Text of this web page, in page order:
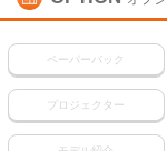
ライトアップ可能
映える屋上ロケー
7,700円/1h
※ご予約の際は「
スムーズです。
ペーパーバック
プロジェクター